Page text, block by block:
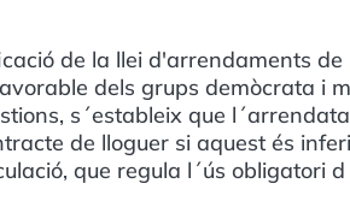
de la llei d'arrendaments de
dels grups demòcrata i
s´estableix que
de lloguer si aquest és
que regula l´ús obligatori d